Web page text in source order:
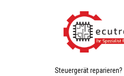
Steuergerät